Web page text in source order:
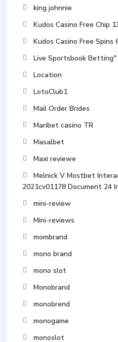
king johnnie
Kudos Casino Free Chip
Kudos Casino Free Spins
Live Sportsbook Betting"
Location
LotoClub1
Mail Order Brides
Maribet casino TR
Masalbet
Maxi reviewe
Melnick V Mostbet
2021cv01178 Document 24
mini-review
Mini-reviews
mombrand
mono brand
mono slot
Monobrand
monobrend
monogame
monoslot